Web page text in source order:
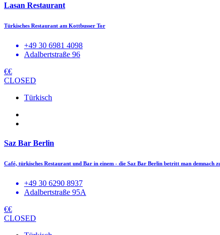
Lasan Restaurant
Türkisches Restaurant am Kottbusser Tor
+49 30 6981 4098
Adalbertstraße 96
€€
CLOSED
Türkisch
Saz Bar Berlin
Café, türkisches Restaurant und Bar in einem - die Saz Bar Berlin betritt man demnach
+49 30 6290 8937
Adalbertstraße 95A
€€
CLOSED